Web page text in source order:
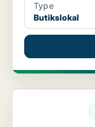
Type
Butikslokal